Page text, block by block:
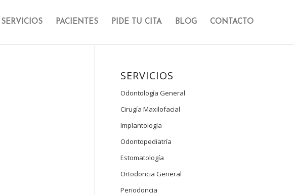
SERVICIOS PACIENTES PIDE TU CITA BLOG CONTACTO
SERVICIOS
Odontología General
Cirugía Maxilofacial
Implantología
Odontopediatría
Estomatología
Ortodoncia General
Periodoncia